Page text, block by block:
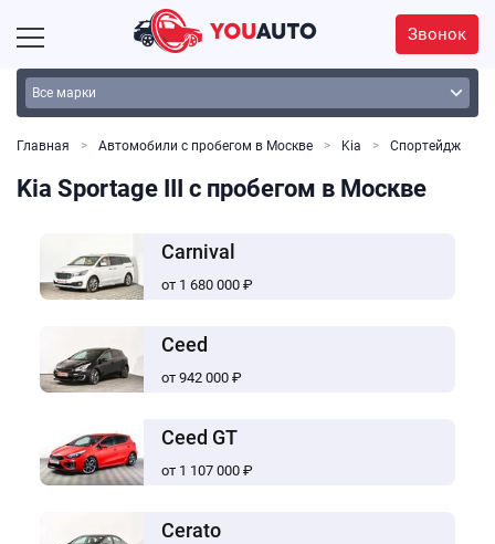
Звонок
Главная Автомобили с пробегом в Москве Kia Спортейдж
Kia Sportage III с пробегом в Москве
Carnival
от 1 680 000 ₽
Ceed
от 942 000 ₽
Ceed GT
от 1 107 000 ₽
Cerato